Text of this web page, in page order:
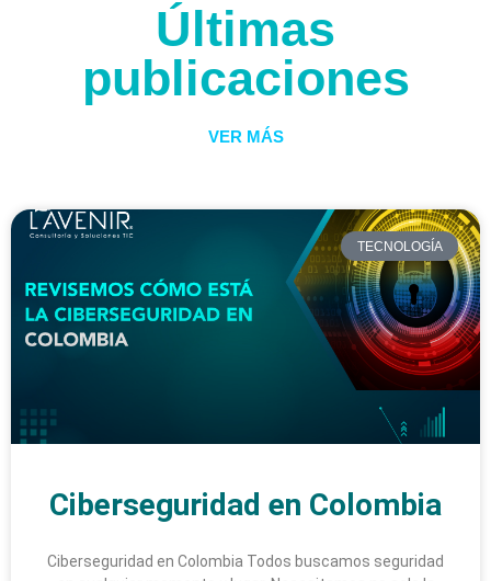
Últimas
publicaciones
VER MÁS
TECNOLOGÍA
Ciberseguridad en Colombia
Ciberseguridad en Colombia Todos buscamos seguridad